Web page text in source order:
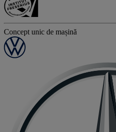
Concept unic de mașină